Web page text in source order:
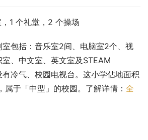
1 个礼堂，2 个操场
包括：音乐室2间、电脑室2个、视
、中文室、英文室及STEAM
冷气、校园电视台。这小学佔地面积
于「中型」的校园。了解详情： 全